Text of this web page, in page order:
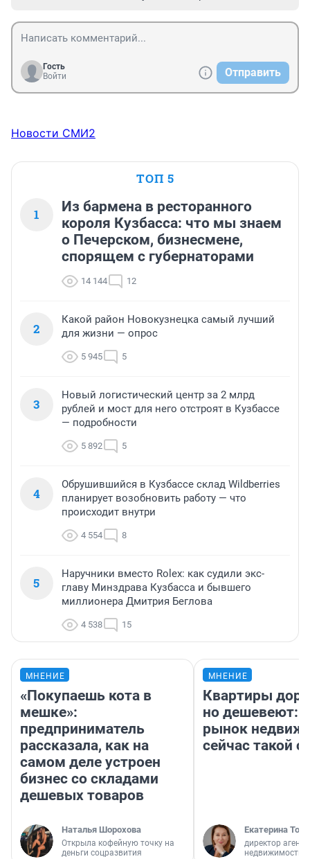
Гость
Войти
Отправить
Новости СМИ2
ТОП 5
1
Из бармена в ресторанного
короля Кузбасса: что мы знаем
о Печерском, бизнесмене,
спорящем с губернаторами
14 144 12
2
Какой район Новокузнецка самый лучший
для жизни — опрос
5 945 5
3
Новый логистический центр за 2 млрд
рублей и мост для него отстроят в Кузбассе
— подробности
5 892 5
4
Обрушившийся в Кузбассе склад Wildberries
планирует возобновить работу — что
происходит внутри
4 554 8
5
Наручники вместо Rolex: как судили экс-
главу Минздрава Кузбасса и бывшего
миллионера Дмитрия Беглова
4 538 15
МНЕНИЕ
«Покупаешь кота в
мешке»:
предприниматель
рассказала, как на
самом деле устроен
бизнес со складами
дешевых товаров
Наталья Шорохова
Открыла кофейную точку на
деньги соцразвития
МНЕНИЕ
Квартиры
но дешевеют:
рынок
сейчас такой
Екатерина
директор
недвижимости